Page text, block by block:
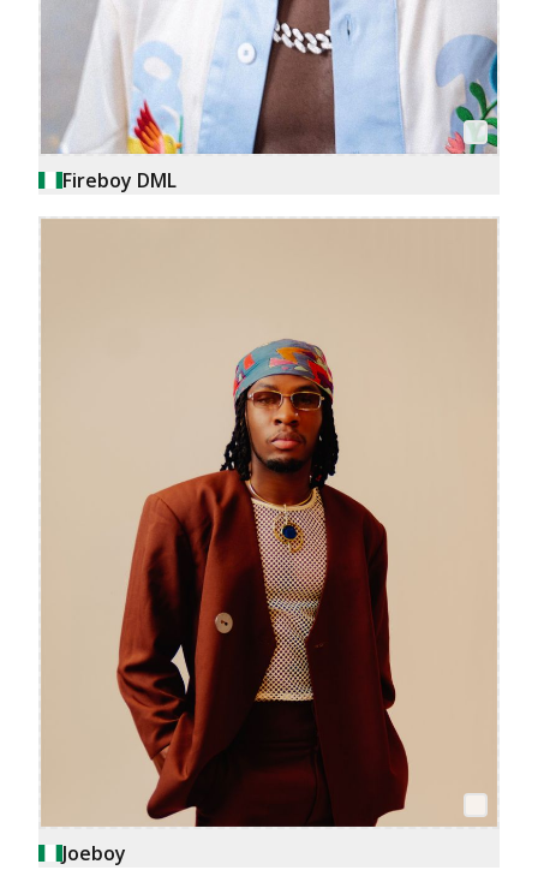
Fireboy DML
Joeboy